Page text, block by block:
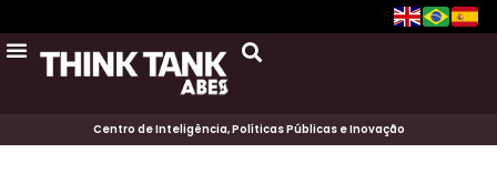
Centro de Inteligência, Políticas Públicas e Inovação